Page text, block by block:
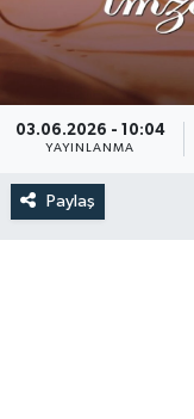
03.06.2026 - 10:04
YAYINLANMA
Paylaş
KARABÜK